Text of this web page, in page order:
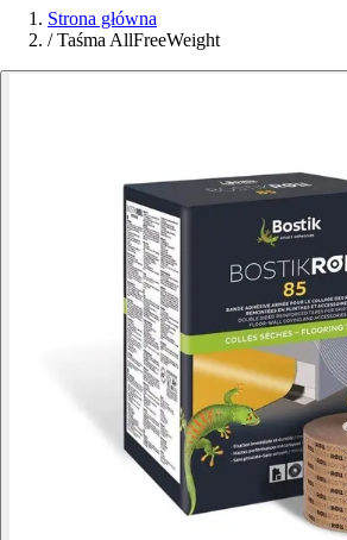
Strona główna
/ Taśma AllFreeWeight